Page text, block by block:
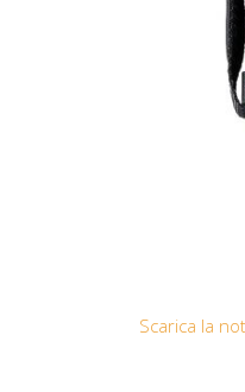
Scarica la